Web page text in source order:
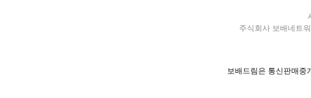
주식회사 보배네트
보배드림은 통신판매중